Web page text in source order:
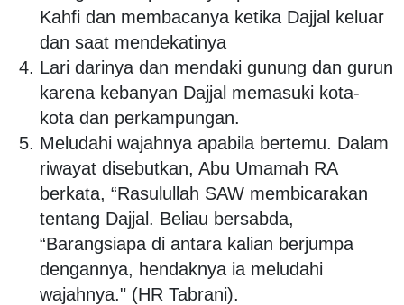
Kahfi dan membacanya ketika Dajjal keluar
dan saat mendekatinya
Lari darinya dan mendaki gunung dan gurun
karena kebanyan Dajjal memasuki kota-
kota dan perkampungan.
Meludahi wajahnya apabila bertemu. Dalam
riwayat disebutkan, Abu Umamah RA
berkata, “Rasulullah SAW membicarakan
tentang Dajjal. Beliau bersabda,
“Barangsiapa di antara kalian berjumpa
dengannya, hendaknya ia meludahi
wajahnya." (HR Tabrani).